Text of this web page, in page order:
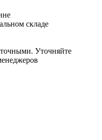
складе
Уточняйте